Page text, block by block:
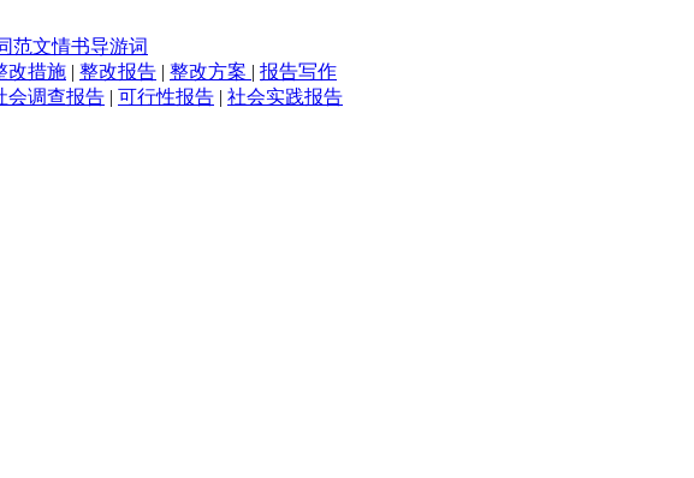
范文情书导游词
改措施 | 整改报告 | 整改方案 | 报告写作
会调查报告 | 可行性报告 | 社会实践报告